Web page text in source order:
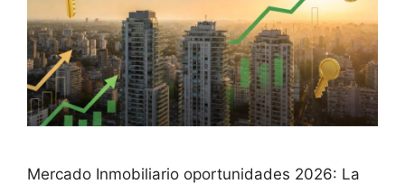
Mercado Inmobiliario oportunidades 2026: La